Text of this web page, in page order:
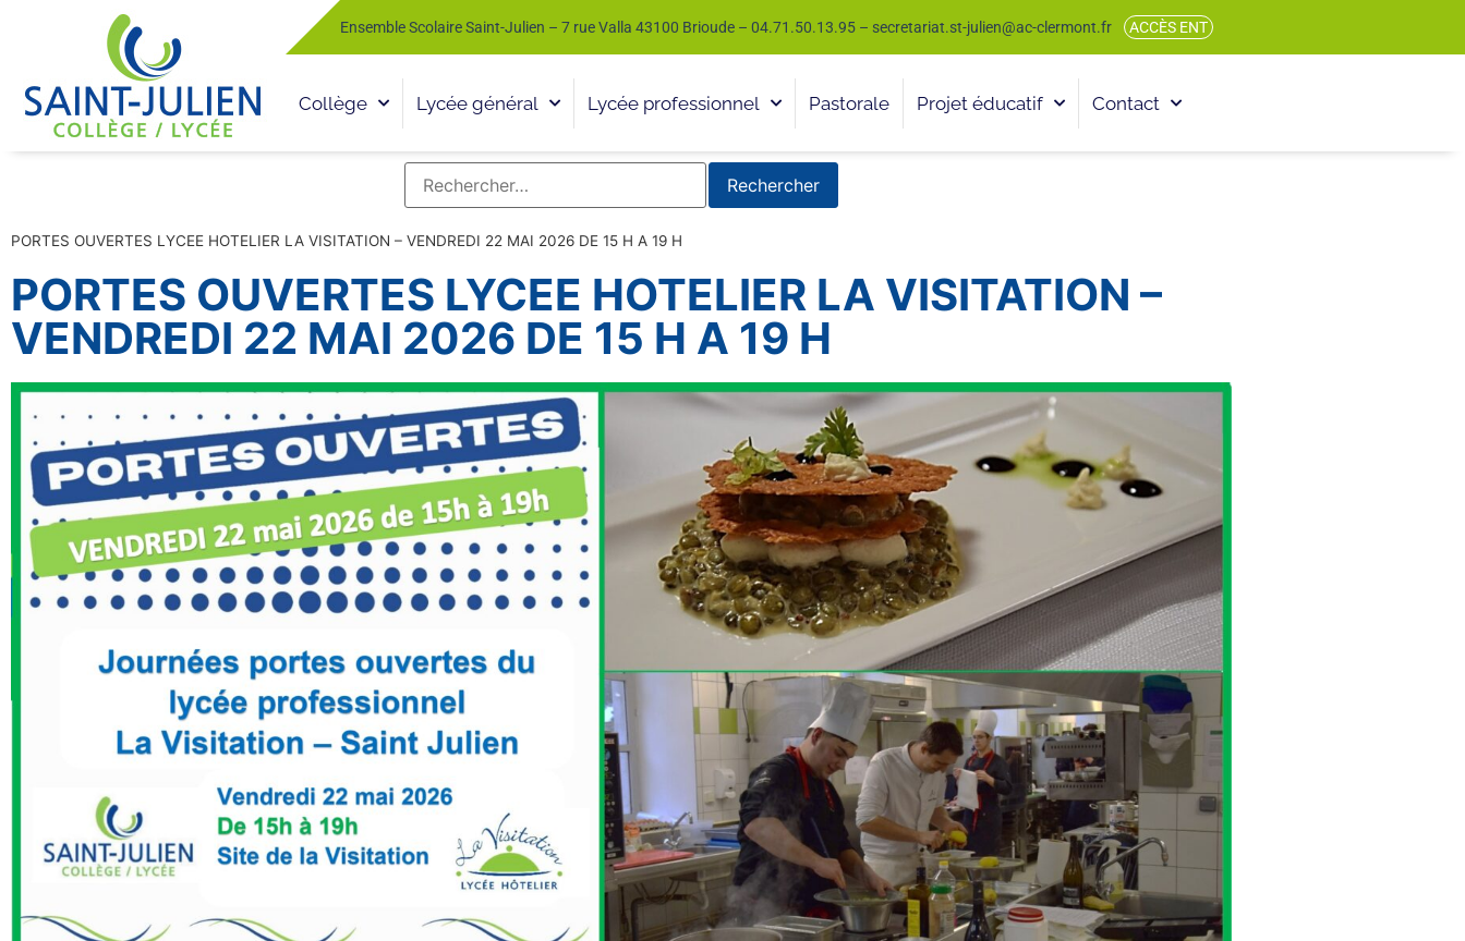
Ensemble Scolaire Saint-Julien – 7 rue Valla 43100 Brioude – 04.71.50.13.95 – secretariat.st-julien@ac-clermont.fr ACCÈS ENT
Collège Lycée général Lycée professionnel Pastorale Projet éducatif Contact
PORTES OUVERTES LYCEE HOTELIER LA VISITATION – VENDREDI 22 MAI 2026 DE 15 H A 19 H
PORTES OUVERTES LYCEE HOTELIER LA VISITATION –
VENDREDI 22 MAI 2026 DE 15 H A 19 H